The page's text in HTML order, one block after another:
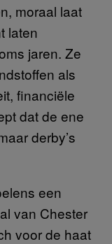
moraal laat
laten
jaren. Ze
als
financiële
dat de ene
derby’s
een
van Chester
voor de haat